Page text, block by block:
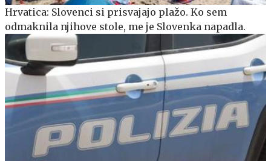
Hrvatica: Slovenci si prisvajajo plažo. Ko sem
odmaknila njihove stole, me je Slovenka napadla.